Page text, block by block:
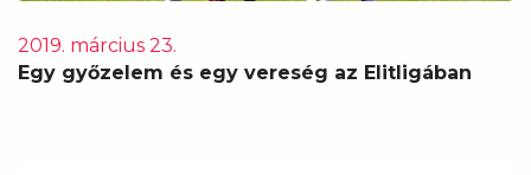
2019. március 23.
Egy győzelem és egy vereség az Elitligában